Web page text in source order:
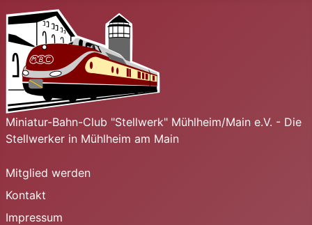
Miniatur-Bahn-Club "Stellwerk" Mühlheim/Main e.V. - Die
Stellwerker in Mühlheim am Main
Mitglied werden
Kontakt
Impressum